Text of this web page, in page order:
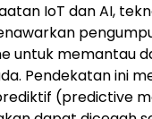
IoT dan AI,
untuk memantau
Pendekatan ini
(predictive